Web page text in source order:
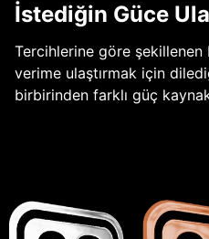
İstediğin Güce
Tercihlerine göre şekillenen
verime ulaştırmak için
birbirinden farklı güç